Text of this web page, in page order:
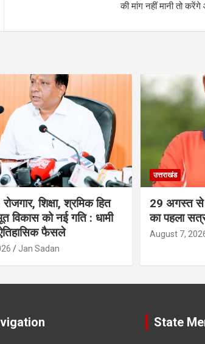
की मांग नहीं मानी तो
शिक्षा, श्रमिक हित
विकास को नई गति : धामी
फैसले
Jan Sadan
उत्तराखंड
29 अगस्त से
का पहला
August 7,
State